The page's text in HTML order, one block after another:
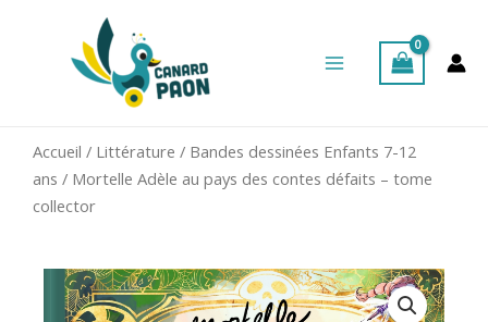
Menu
Accueil / Littérature / Bandes dessinées Enfants 7-12
ans / Mortelle Adèle au pays des contes défaits – tome
collector